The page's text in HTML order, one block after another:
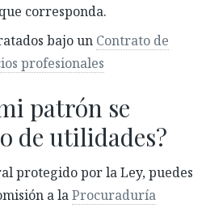
corresponda.
bajo un Contrato de
profesionales
patrón se
de utilidades?
protegido por la Ley, puedes
a laProcuraduría